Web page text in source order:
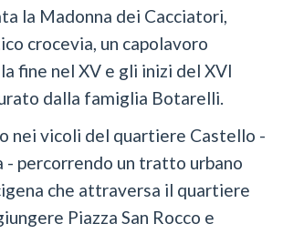
la Madonna dei Cacciatori,
crocevia, un capolavoro
fine nel XV e gli inizi del XVI
dalla famiglia Botarelli.
nei vicoli del quartiere Castello -
- percorrendo un tratto urbano
che attraversa il quartiere
Piazza San Rocco e